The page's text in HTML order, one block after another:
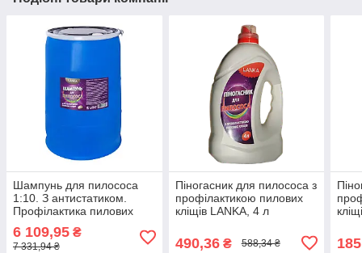
Шампунь для пилососа
1:10. З антистатиком.
Профілактика пилових
6 109,95 ₴
7 331,94 ₴
Піногасник для пилососа з
профілактикою пилових
кліщів LANKA, 4 л
490,36₴ 588,34 ₴